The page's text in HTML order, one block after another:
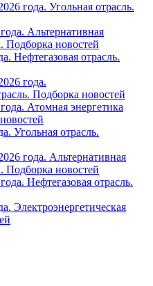
года. Угольная отрасль.
Альтернативная
Подборка новостей
Нефтегазовая отрасль.
года.
Подборка новостей
Атомная энергетика
Угольная отрасль.
года. Альтернативная
Подборка новостей
Нефтегазовая отрасль.
Электроэнергетическая